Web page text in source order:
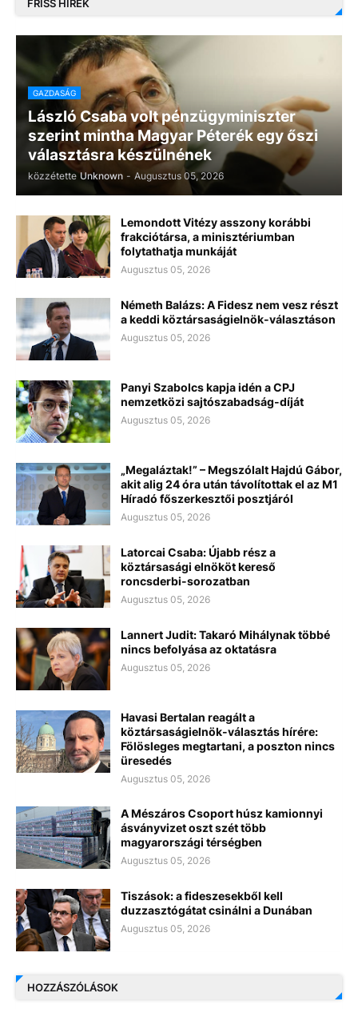
FRISS HÍREK
GAZDASÁG
László Csaba volt pénzügyminiszter
szerint mintha Magyar Péterék egy őszi
választásra készülnének
közzétette Unknown - Augusztus 05, 2026
Lemondott Vitézy asszony korábbi
frakciótársa, a minisztériumban
folytathatja munkáját
Augusztus 05, 2026
Németh Balázs: A Fidesz nem vesz részt
a keddi köztársaságielnök-választáson
Augusztus 05, 2026
Panyi Szabolcs kapja idén a CPJ
nemzetközi sajtószabadság-díját
Augusztus 05, 2026
„Megaláztak!” – Megszólalt Hajdú Gábor,
akit alig 24 óra után távolítottak el az M1
Híradó főszerkesztői posztjáról
Augusztus 05, 2026
Latorcai Csaba: Újabb rész a
köztársasági elnököt kereső
roncsderbi-sorozatban
Augusztus 05, 2026
Lannert Judit: Takaró Mihálynak többé
nincs befolyása az oktatásra
Augusztus 05, 2026
Havasi Bertalan reagált a
köztársaságielnök-választás hírére:
Fölösleges megtartani, a poszton nincs
üresedés
Augusztus 05, 2026
A Mészáros Csoport húsz kamionnyi
ásványvizet oszt szét több
magyarországi térségben
Augusztus 05, 2026
Tiszások: a fideszesekből kell
duzzasztógátat csinálni a Dunában
Augusztus 05, 2026
HOZZÁSZÓLÁSOK